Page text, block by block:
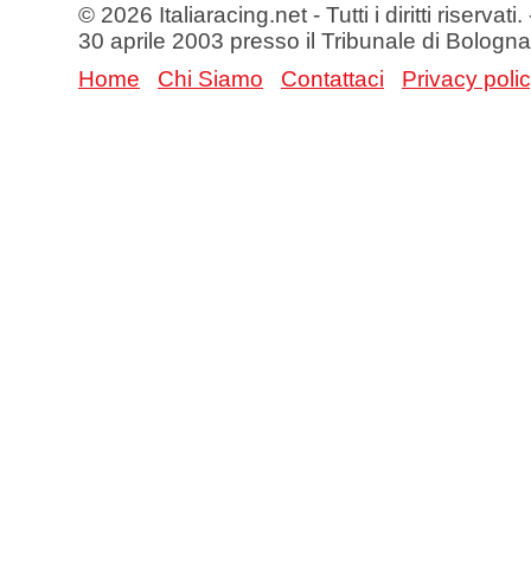
© 2026 Italiaracing.net - Tutti i diritti
30 aprile 2003 presso il Tribunale di Bologna
Home
Chi Siamo Contattaci Privacy